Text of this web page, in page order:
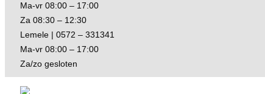
Ma-vr 08:00 – 17:00
Za 08:30 – 12:30
Lemele | 0572 – 331341
Ma-vr 08:00 – 17:00
Za/zo gesloten